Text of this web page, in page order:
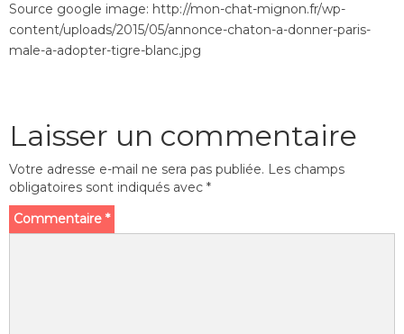
Source google image: http://mon-chat-mignon.fr/wp-
content/uploads/2015/05/annonce-chaton-a-donner-paris-
male-a-adopter-tigre-blanc.jpg
Laisser un commentaire
Votre adresse e-mail ne sera pas publiée. Les champs
obligatoires sont indiqués avec *
Commentaire *